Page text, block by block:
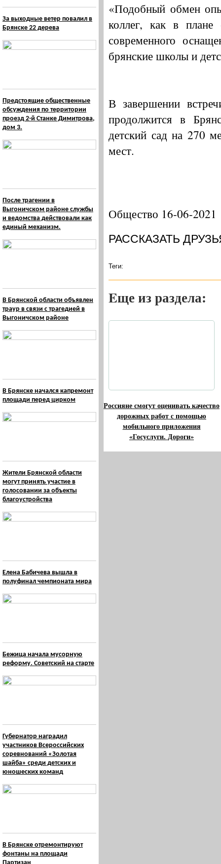
За выходные ветер повалил в
Брянске 22 дерева
Предстоящие общественные
обсуждения по территории
проезд 2-й Станке Димитрова,
дом 3.
После трагении в
Выгоничском районе службы
и ведомства действовали как
единый механизм.
В Брянской области объявлен
траур в связи с трагедией в
Выгоничском районе
В Брянске начался капремонт
площади перед цирком
Жители Брянской области
могут принять участие в
голосовании за объекты
благоустройства
Елена Бабичева вышла в
полуфинал чемпионата мира
Бежица начала мусорную
реформу. Советский на старте
Губернатор наградил
участников Всероссийских
соревнований «Золотая
шайба» среди детских и
юношеских команд
В Брянске отремонтируют
фонтаны на площади
«Подобный обмен
коллег, как в плане
современного
брянские школы и
В завершении
продолжится в
детский сад на 270
мест.
Общество 16-06-2021
РАССКАЗАТЬ
Теги:
Eще из раздела:
Россияне смогут оценивать качество
дорожных работ с помощью
мобильного приложения
«Госуслуги. Дороги»